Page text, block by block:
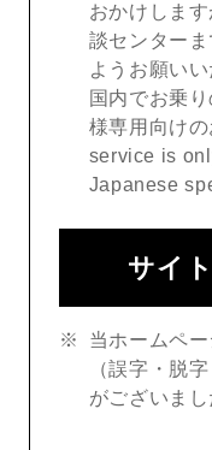
おかけしま
談センター
ようお願い
国内でお乗
様専用向け
service is
Japanese
サイ
当ホームペ
（誤字・脱
がございま